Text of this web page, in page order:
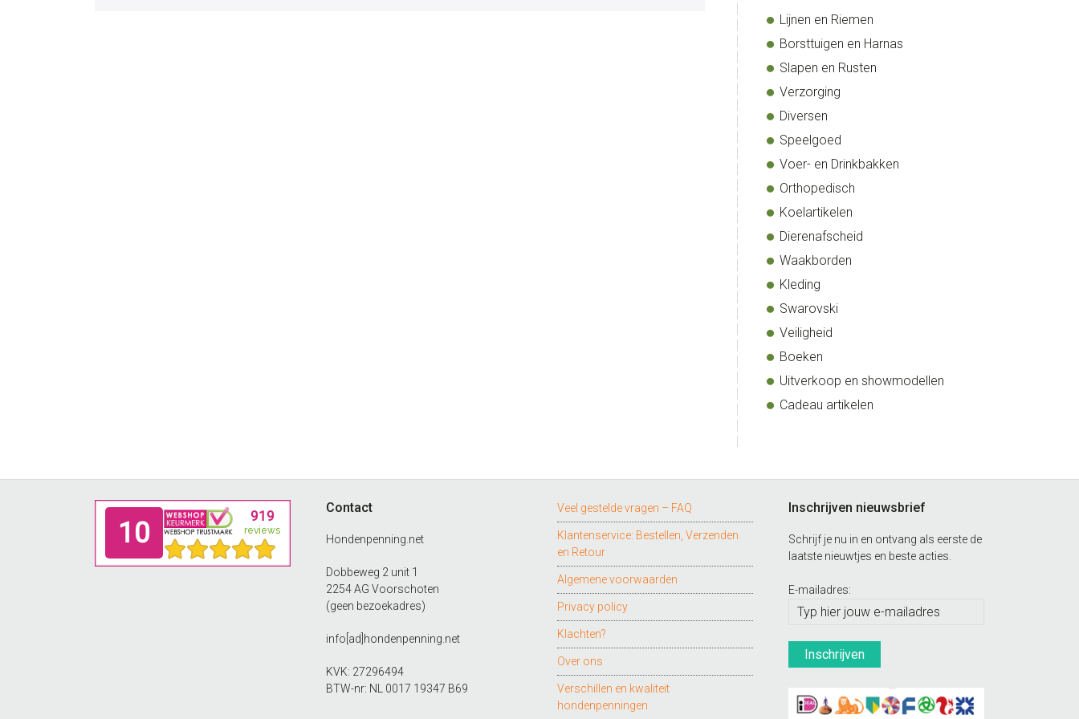
Lijnen en Riemen
Borsttuigen en Harnas
Slapen en Rusten
Verzorging
Diversen
Speelgoed
Voer- en Drinkbakken
Orthopedisch
Koelartikelen
Dierenafscheid
Waakborden
Kleding
Swarovski
Veiligheid
Boeken
Uitverkoop en showmodellen
Cadeau artikelen
Contact
Hondenpenning.net
Dobbeweg 2 unit 1
2254 AG Voorschoten
(geen bezoekadres)
info[ad]hondenpenning.net
KVK: 27296494
BTW-nr: NL 0017 19347 B69
Veel gestelde vragen – FAQ
Klantenservice: Bestellen, Verzenden
en Retour
Algemene voorwaarden
Privacy policy
Klachten?
Over ons
Verschillen en kwaliteit
hondenpenningen
Inschrijven nieuwsbrief
Schrijf je nu in en ontvang als eerste de
laatste nieuwtjes en beste acties.
E-mailadres: